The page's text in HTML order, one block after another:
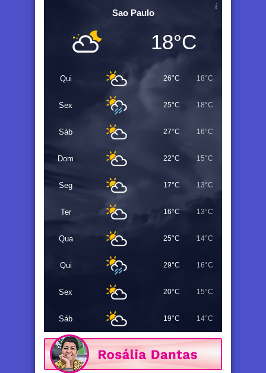
Sao Paulo
18°C
Qui 26°C 18°C
Sex 25°C 18°C
Sáb 27°C 16°C
Dom 22°C 15°C
Seg 17°C 13°C
Ter 16°C 13°C
Qua 25°C 14°C
Qui 29°C 16°C
Sex 20°C 15°C
Sáb 19°C 14°C